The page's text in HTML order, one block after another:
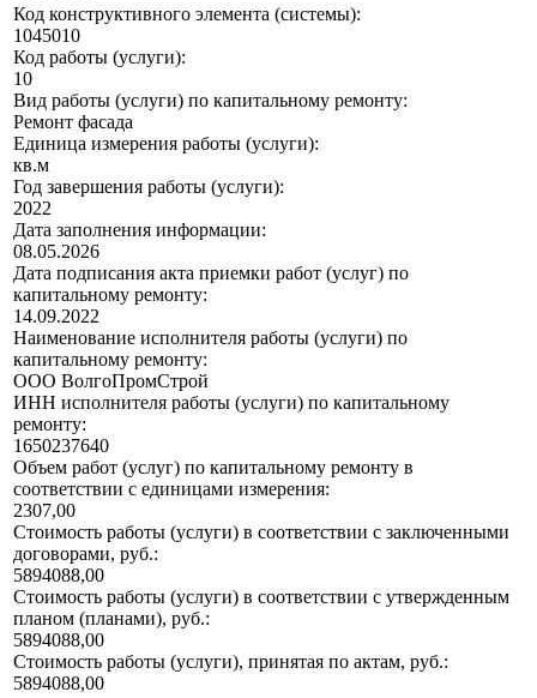
Код конструктивного элемента (системы):
1045010
Код работы (услуги):
10
Вид работы (услуги) по капитальному ремонту:
Ремонт фасада
Единица измерения работы (услуги):
кв.м
Год завершения работы (услуги):
2022
Дата заполнения информации:
08.05.2026
Дата подписания акта приемки работ (услуг) по
капитальному ремонту:
14.09.2022
Наименование исполнителя работы (услуги) по
капитальному ремонту:
ООО ВолгоПромСтрой
ИНН исполнителя работы (услуги) по капитальному
ремонту:
1650237640
Объем работ (услуг) по капитальному ремонту в
соответствии с единицами измерения:
2307,00
Стоимость работы (услуги) в соответствии с заключенными
договорами, руб.:
5894088,00
Стоимость работы (услуги) в соответствии с утвержденным
планом (планами), руб.:
5894088,00
Стоимость работы (услуги), принятая по актам, руб.:
5894088,00